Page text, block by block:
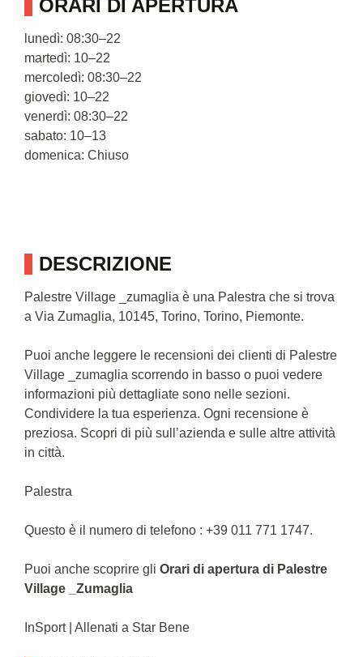
DESCRIZIONE
Palestre Village _zumaglia è una Palestra che si trova
a Via Zumaglia, 10145, Torino, Torino, Piemonte.
Puoi anche leggere le recensioni dei clienti di Palestre
Village _zumaglia scorrendo in basso o puoi vedere
informazioni più dettagliate sono nelle sezioni.
Condividere la tua esperienza. Ogni recensione è
preziosa. Scopri di più sull’azienda e sulle altre attività
in città.
Palestra
Questo è il numero di telefono : +39 011 771 1747.
Puoi anche scoprire gli Orari di apertura di Palestre
Village _Zumaglia
InSport | Allenati a Star Bene
ORARI DI APERTURA
lunedì: 08:30–22
martedì: 10–22
mercoledì: 08:30–22
giovedì: 10–22
venerdì: 08:30–22
sabato: 10–13
domenica: Chiuso